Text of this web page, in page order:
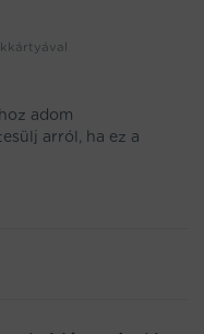
adom
arról, ha ez a